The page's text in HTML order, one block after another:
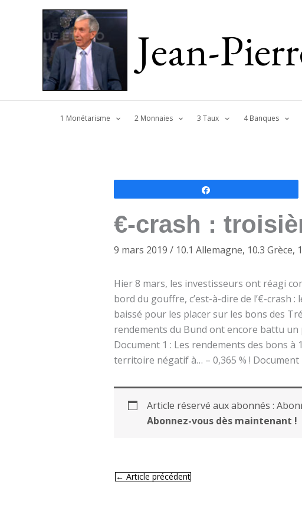
Jean-
1 Monétarisme 2 Monnaies 3 Taux 4 Banques
€-crash :
9 mars 2019 / 10.1 Allemagne, 10.3 Grèce,
Hier 8 mars, les investisseurs ont réagi
bord du gouffre, c’est-à-dire de l’€-crash
baissé pour les placer sur les bons des
rendements du Bund ont encore battu un
Document 1 : Les rendements des bons
territoire négatif à… – 0,365 % ! Document
Article réservé aux abonnés :
Abonnez-vous dès maintenant !
← Article précédent